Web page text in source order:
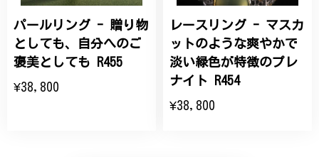
パールリング - 贈り物
としても、自分へのご
褒美としても R455
¥38,800
レースリング - マスカ
ットのような爽やかで
淡い緑色が特徴のプレ
ナイト R454
¥38,800